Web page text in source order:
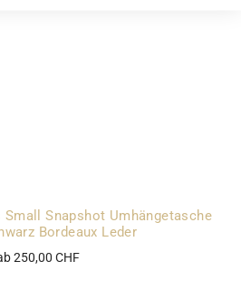
Snapshot Umhängetasche
Bordeaux Leder
250,00 CHF